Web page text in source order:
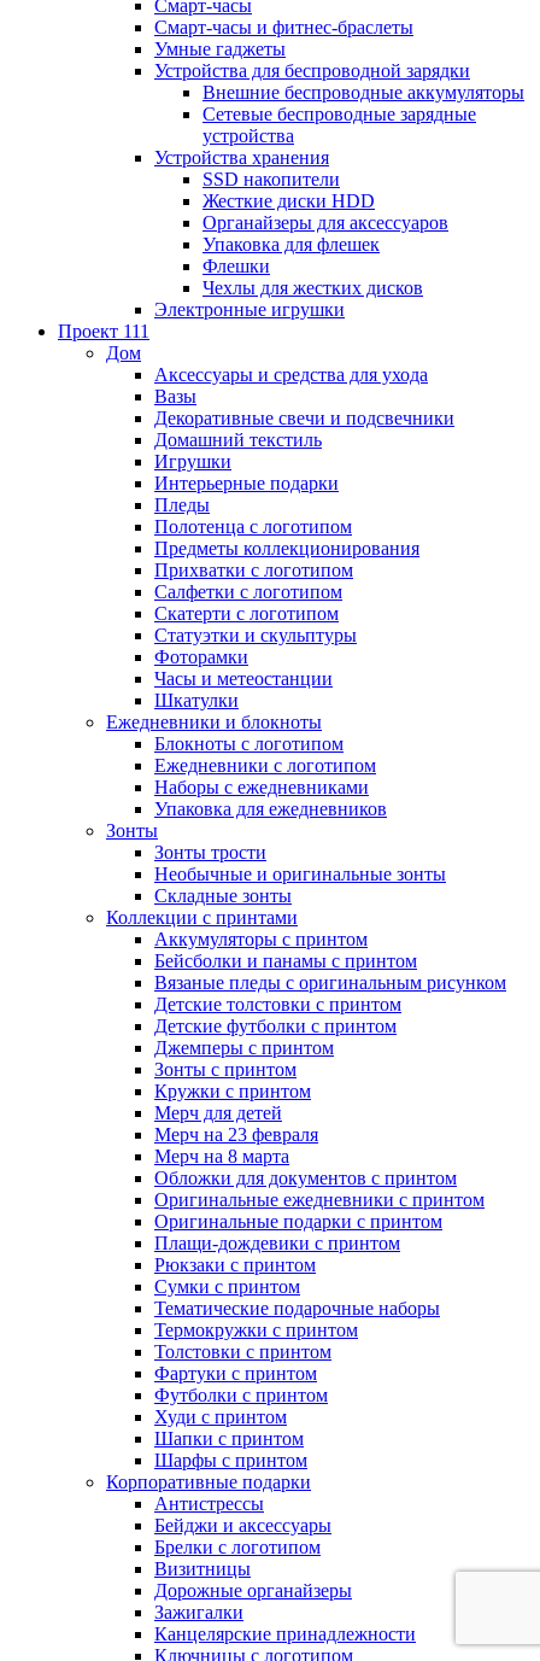
Смарт-часы
Смарт-часы и фитнес-браслеты
Умные гаджеты
Устройства для беспроводной зарядки
Внешние беспроводные аккумуляторы
Сетевые беспроводные зарядные
устройства
Устройства хранения
SSD накопители
Жесткие диски HDD
Органайзеры для аксессуаров
Упаковка для флешек
Флешки
Чехлы для жестких дисков
Электронные игрушки
Проект 111
Дом
Аксессуары и средства для ухода
Вазы
Декоративные свечи и подсвечники
Домашний текстиль
Игрушки
Интерьерные подарки
Пледы
Полотенца с логотипом
Предметы коллекционирования
Прихватки с логотипом
Салфетки с логотипом
Скатерти с логотипом
Статуэтки и скульптуры
Фоторамки
Часы и метеостанции
Шкатулки
Ежедневники и блокноты
Блокноты с логотипом
Ежедневники с логотипом
Наборы с ежедневниками
Упаковка для ежедневников
Зонты
Зонты трости
Необычные и оригинальные зонты
Складные зонты
Коллекции с принтами
Аккумуляторы с принтом
Бейсболки и панамы с принтом
Вязаные пледы с оригинальным рисунком
Детские толстовки с принтом
Детские футболки с принтом
Джемперы с принтом
Зонты с принтом
Кружки с принтом
Мерч для детей
Мерч на 23 февраля
Мерч на 8 марта
Обложки для документов с принтом
Оригинальные ежедневники с принтом
Оригинальные подарки с принтом
Плащи-дождевики с принтом
Рюкзаки с принтом
Сумки с принтом
Тематические подарочные наборы
Термокружки с принтом
Толстовки с принтом
Фартуки с принтом
Футболки с принтом
Худи с принтом
Шапки с принтом
Шарфы с принтом
Корпоративные подарки
Антистрессы
Бейджи и аксессуары
Брелки с логотипом
Визитницы
Дорожные органайзеры
Зажигалки
Канцелярские принадлежности
Ключницы с логотипом